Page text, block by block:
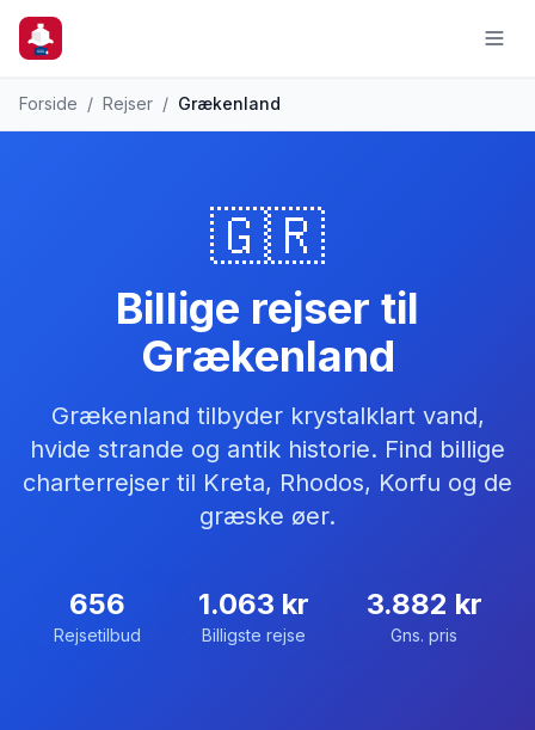
Forside / Rejser / Grækenland
🇬🇷
Billige rejser til
Grækenland
Grækenland tilbyder krystalklart vand,
hvide strande og antik historie. Find billige
charterrejser til Kreta, Rhodos, Korfu og de
græske øer.
656
Rejsetilbud
1.063 kr
Billigste rejse
3.882 kr
Gns. pris